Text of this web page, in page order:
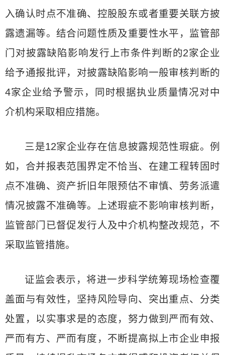
入确认时点不准确、控股股东或者重要关联方披
露遗漏等。结合问题性质及重要性水平，监管部
门对披露缺陷影响发行上市条件判断的2家企业
给予通报批评，对披露缺陷影响一般审核判断的
4家企业给予警示，同时根据执业质量情况对中
介机构采取相应措施。
三是12家企业存在信息披露规范性瑕疵。例
如，合并报表范围界定不恰当、在建工程转固时
点不准确、资产折旧年限预估不审慎、劳务派遣
情况披露不准确等。上述瑕疵不影响审核判断，
监管部门已督促发行人及中介机构整改规范，不
采取监管措施。
证监会表示，将进一步科学统筹现场检查覆
盖面与有效性，坚持风险导向、突出重点、分类
处置，以实事求是的态度，努力做到严而有效、
严而有方、严而有度，不断提高拟上市企业申报